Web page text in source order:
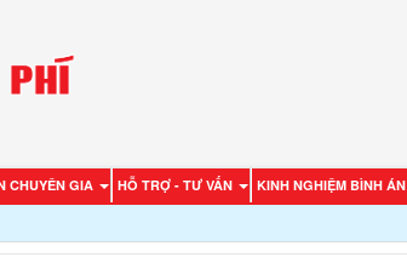
CHUYÊN GIA HỖ TRỢ - TƯ VẤN KINH NGHIỆM BÌNH ÁN